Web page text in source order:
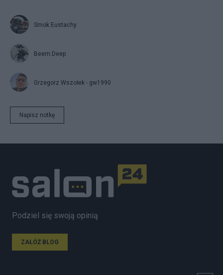
Smok Eustachy
Beem.Deep
Grzegorz Wszołek - gw1990
Napisz notkę
Podziel się swoją opinią
ZAŁÓŻ BLOG